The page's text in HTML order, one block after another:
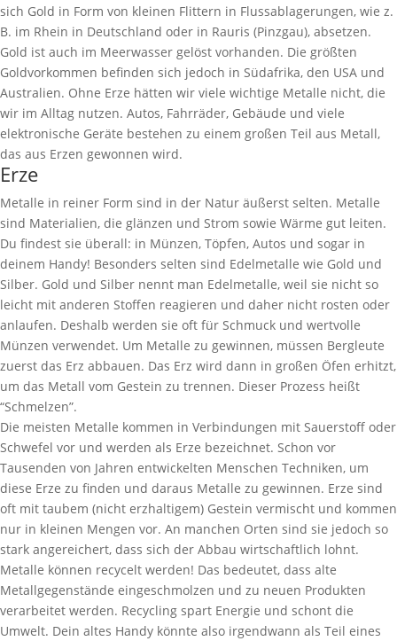
sich Gold in Form von kleinen Flittern in Flussablagerungen, wie z.
B. im Rhein in Deutschland oder in Rauris (Pinzgau), absetzen.
Gold ist auch im Meerwasser gelöst vorhanden. Die größten
Goldvorkommen befinden sich jedoch in Südafrika, den USA und
Australien. Ohne Erze hätten wir viele wichtige Metalle nicht, die
wir im Alltag nutzen. Autos, Fahrräder, Gebäude und viele
elektronische Geräte bestehen zu einem großen Teil aus Metall,
das aus Erzen gewonnen wird.
Erze
Metalle in reiner Form sind in der Natur äußerst selten. Metalle
sind Materialien, die glänzen und Strom sowie Wärme gut leiten.
Du findest sie überall: in Münzen, Töpfen, Autos und sogar in
deinem Handy! Besonders selten sind Edelmetalle wie Gold und
Silber. Gold und Silber nennt man Edelmetalle, weil sie nicht so
leicht mit anderen Stoffen reagieren und daher nicht rosten oder
anlaufen. Deshalb werden sie oft für Schmuck und wertvolle
Münzen verwendet. Um Metalle zu gewinnen, müssen Bergleute
zuerst das Erz abbauen. Das Erz wird dann in großen Öfen erhitzt,
um das Metall vom Gestein zu trennen. Dieser Prozess heißt
“Schmelzen”.
Die meisten Metalle kommen in Verbindungen mit Sauerstoff oder
Schwefel vor und werden als Erze bezeichnet. Schon vor
Tausenden von Jahren entwickelten Menschen Techniken, um
diese Erze zu finden und daraus Metalle zu gewinnen. Erze sind
oft mit taubem (nicht erzhaltigem) Gestein vermischt und kommen
nur in kleinen Mengen vor. An manchen Orten sind sie jedoch so
stark angereichert, dass sich der Abbau wirtschaftlich lohnt.
Metalle können recycelt werden! Das bedeutet, dass alte
Metallgegenstände eingeschmolzen und zu neuen Produkten
verarbeitet werden. Recycling spart Energie und schont die
Umwelt. Dein altes Handy könnte also irgendwann als Teil eines